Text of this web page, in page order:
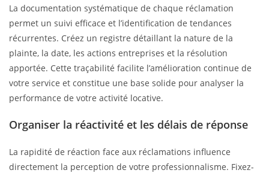
La documentation systématique de chaque réclamation
permet un suivi efficace et l’identification de tendances
récurrentes. Créez un registre détaillant la nature de la
plainte, la date, les actions entreprises et la résolution
apportée. Cette traçabilité facilite l’amélioration continue de
votre service et constitue une base solide pour analyser la
performance de votre activité locative.
Organiser la réactivité et les délais de réponse
La rapidité de réaction face aux réclamations influence
directement la perception de votre professionnalisme. Fixez-